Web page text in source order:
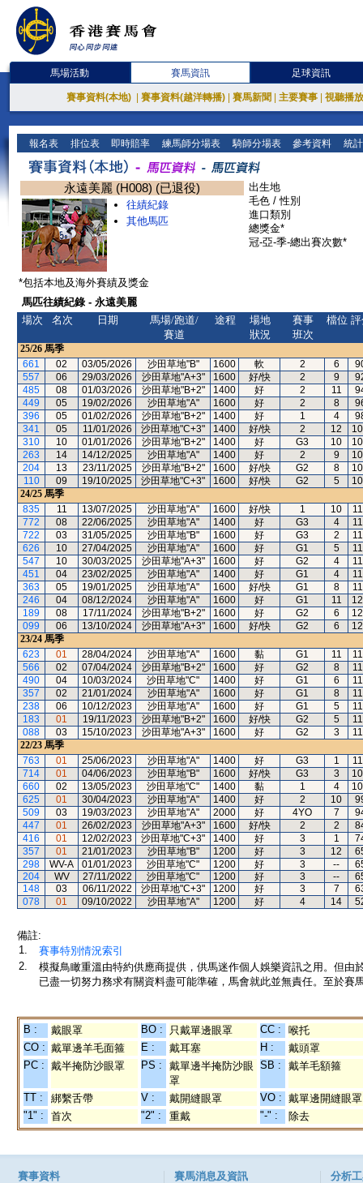
馬場活動 賽馬資訊 足球資訊
賽事資料(本地) 賽事資料(越洋轉播) 賽馬新聞 主要賽事 視聽播
報名表 排位表 即時賠率 練馬師分場表 騎師分場表 參考資料 統
永遠美麗 (H008) (已退役)
往績紀錄
其他馬匹
出生地
毛色 / 性別
進口類別
總獎金*
冠-亞-季-總出賽次數*
*包括本地及海外賽績及獎金
馬匹往績紀錄 - 永遠美麗
場次
名次 日期
馬場/跑道/
賽道
途程
場地
狀況
賽事
班次
檔位
25/26 馬季
661
02 03/05/2026 沙田草地"B" 1600 軟 2 6
557
06 29/03/2026 沙田草地"A+3" 1600 好/快 2 9
485
08 01/03/2026 沙田草地"B+2" 1400 好 2 11
449
05 19/02/2026 沙田草地"A" 1600 好 2 8
396
05 01/02/2026 沙田草地"B+2" 1400 好 1 4
341
05 11/01/2026 沙田草地"C+3" 1400 好/快 2 12
310
10 01/01/2026 沙田草地"B+2" 1400 好 G3 10
263
14 14/12/2025 沙田草地"A" 1400 好 2 9
204
13 23/11/2025 沙田草地"B+2" 1600 好/快 G2 8
110
09 19/10/2025 沙田草地"C+3" 1600 好/快 G2 5
24/25 馬季
835
11 13/07/2025 沙田草地"A" 1600 好/快 1 10
772
08 22/06/2025 沙田草地"A" 1400 好 G3 4
722
03 31/05/2025 沙田草地"B" 1600 好 G3 2
626
10 27/04/2025 沙田草地"A" 1600 好 G1 5
547
10 30/03/2025 沙田草地"A+3" 1600 好 G2 4
451
04 23/02/2025 沙田草地"A" 1400 好 G1 4
363
05 19/01/2025 沙田草地"A" 1600 好/快 G1 8
246
04 08/12/2024 沙田草地"A" 1600 好 G1 11
189
08 17/11/2024 沙田草地"B+2" 1600 好 G2 6
099
06 13/10/2024 沙田草地"A+3" 1600 好/快 G2 6
23/24 馬季
623
01 28/04/2024 沙田草地"A" 1600 黏 G1 11
566
02 07/04/2024 沙田草地"B+2" 1600 好 G2 8
490
04 10/03/2024 沙田草地"C" 1400 好 G1 6
357
02 21/01/2024 沙田草地"A" 1600 好 G1 8
238
06 10/12/2023 沙田草地"A" 1600 好 G1 5
183
01 19/11/2023 沙田草地"B+2" 1600 好/快 G2 5
088
03 15/10/2023 沙田草地"A+3" 1600 好 G2 3
22/23 馬季
763
01 25/06/2023 沙田草地"A" 1400 好 G3 1
714
01 04/06/2023 沙田草地"B" 1600 好/快 G3 3
660
02 13/05/2023 沙田草地"C" 1400 黏 1 4
625
01 30/04/2023 沙田草地"A" 1400 好 2 10
509
03 19/03/2023 沙田草地"A" 2000 好 4YO 7
447
01 26/02/2023 沙田草地"A+3" 1600 好/快 2 2
416
01 12/02/2023 沙田草地"C+3" 1400 好 3 1
357
01 21/01/2023 沙田草地"B" 1200 好 3 12
298
WV-A 01/01/2023 沙田草地"C" 1200 好 3 --
204
WV 27/11/2022 沙田草地"C" 1200 好 3 --
148
03 06/11/2022 沙田草地"C+3" 1200 好 3 7
078
01 09/10/2022 沙田草地"A" 1200 好 4 14
備註:
1.
賽事特別情況索引
2.
模擬鳥瞰重溫由特約供應商提供，供馬迷作個人娛樂資訊之用。但
已盡一切努力務求有關資料盡可能準確，馬會就此並無責任。至於賽
B : 戴眼罩 BO : 只戴單邊眼罩 CC :
喉托
CO : 戴單邊羊毛面箍 E : 戴耳塞 H :
戴頭罩
PC : 戴半掩防沙眼罩 PS :
戴單邊半掩防沙眼
罩
SB : 戴羊毛額箍
TT : 綁繫舌帶 V : 戴開縫眼罩 VO : 戴單邊開縫眼罩
"1" :
首次 "2" : 重戴 "-" : 除去
賽事資料 賽馬消息及資訊 分析